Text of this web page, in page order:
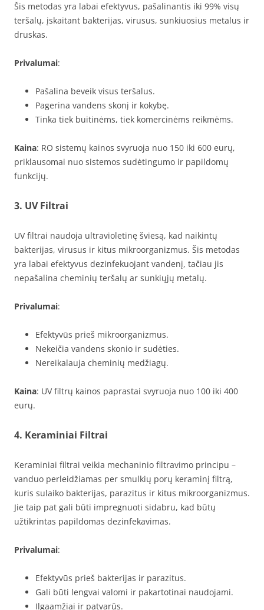
Šis metodas yra labai efektyvus, pašalinantis iki 99% visų
teršalų, įskaitant bakterijas, virusus, sunkiuosius metalus ir
druskas.
Privalumai:
Pašalina beveik visus teršalus.
Pagerina vandens skonį ir kokybę.
Tinka tiek buitinėms, tiek komercinėms reikmėms.
Kaina: RO sistemų kainos svyruoja nuo 150 iki 600 eurų,
priklausomai nuo sistemos sudėtingumo ir papildomų
funkcijų.
3. UV Filtrai
UV filtrai naudoja ultravioletinę šviesą, kad naikintų
bakterijas, virusus ir kitus mikroorganizmus. Šis metodas
yra labai efektyvus dezinfekuojant vandenį, tačiau jis
nepašalina cheminių teršalų ar sunkiųjų metalų.
Privalumai:
Efektyvūs prieš mikroorganizmus.
Nekeičia vandens skonio ir sudėties.
Nereikalauja cheminių medžiagų.
Kaina: UV filtrų kainos paprastai svyruoja nuo 100 iki 400
eurų.
4. Keraminiai Filtrai
Keraminiai filtrai veikia mechaninio filtravimo principu –
vanduo perleidžiamas per smulkių porų keraminį filtrą,
kuris sulaiko bakterijas, parazitus ir kitus mikroorganizmus.
Jie taip pat gali būti impregnuoti sidabru, kad būtų
užtikrintas papildomas dezinfekavimas.
Privalumai:
Efektyvūs prieš bakterijas ir parazitus.
Gali būti lengvai valomi ir pakartotinai naudojami.
Ilgaamžiai ir patvarūs.